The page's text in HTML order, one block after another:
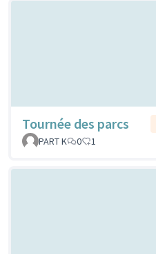
Tournée des parcs
PART K
0 1